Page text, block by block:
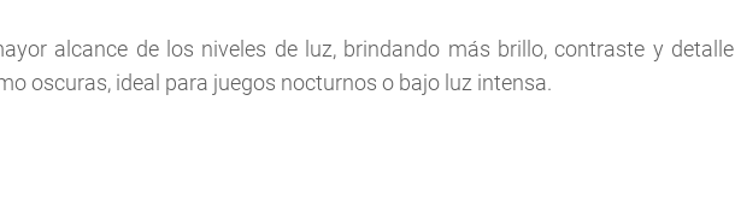
alcance de los niveles de luz, brindando más brillo, contraste y detalle
oscuras, ideal para juegos nocturnos o bajo luz intensa.